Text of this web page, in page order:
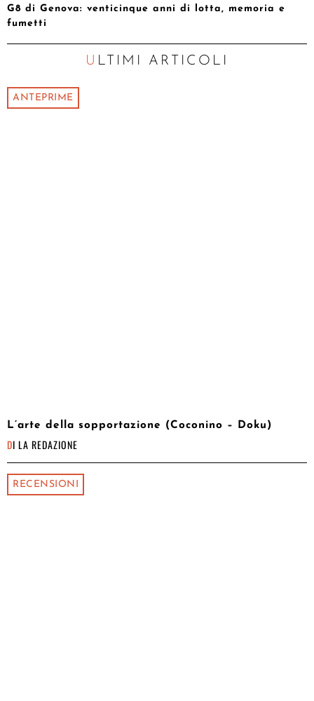
G8 di Genova: venticinque anni di lotta, memoria e
fumetti
ULTIMI ARTICOLI
ANTEPRIME
L’arte della sopportazione (Coconino – Doku)
DI LA REDAZIONE
RECENSIONI